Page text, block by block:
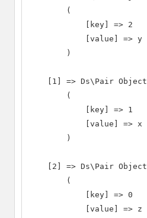
        (
            [key] => 2
            [value] => y
        )
    [1] => Ds\Pair Object
        (
            [key] => 1
            [value] => x
        )
    [2] => Ds\Pair Object
        (
            [key] => 0
            [value] => z